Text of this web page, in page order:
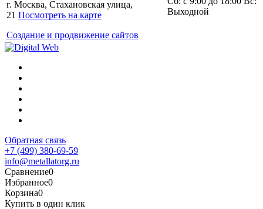
г. Москва, Стахановская улица,
21 Посмотреть на карте
Создание и продвижение сайтов
Выходной
Обратная связь
+7 (499) 380-69-59
info@metallatorg.ru
Сравнение0
Избранное0
Корзина0
Купить в один клик